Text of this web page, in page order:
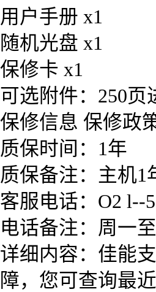
用户手册 x1
随机光盘 x1
保修卡 x1
可选附件：250页
保修信息 保修政
质保时间：1年
质保备注：主机1
客服电话：O2 l--
电话备注：周一
详细内容：佳能
障，您可查询最